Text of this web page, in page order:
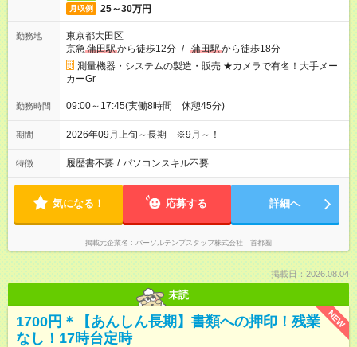
月収例 25～30万円
勤務地
東京都大田区
京急 蒲田駅から徒歩12分 / 蒲田駅から徒歩18分
測量機器・システムの製造・販売 ★カメラで有名！大手メー
カーGr
勤務時間 09:00～17:45(実働8時間 休憩45分)
期間 2026年09月上旬～長期 ※9月～！
特徴 履歴書不要 / パソコンスキル不要
気になる！ 応募する 詳細へ
掲載元企業名 パーソルテンプスタッフ株式会社 首都圏
掲載日：2026.08.04
未読
NEW
1700円＊【あんしん長期】書類への押印！残業
なし！17時台定時